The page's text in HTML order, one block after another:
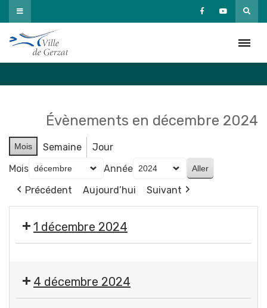
Passer
au
contenu
Évènements en décembre 2024
Mois Semaine
Jour
Mois
Année
Précédent
Aujourd’hui Suivant
1 décembre 2024
de
Noël
4 décembre 2024